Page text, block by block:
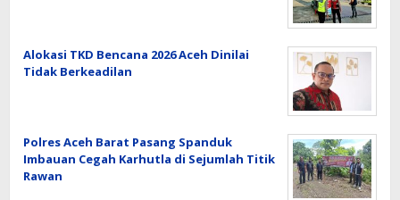
Alokasi TKD Bencana 2026 Aceh Dinilai
Tidak Berkeadilan
Polres Aceh Barat Pasang Spanduk
Imbauan Cegah Karhutla di Sejumlah Titik
Rawan